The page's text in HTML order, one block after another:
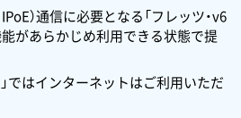
）通信に必要となる「フレッツ・v6
があらかじめ利用できる状態で提
ではインターネットはご利用いただ